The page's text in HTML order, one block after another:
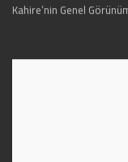
Kahire’nin Genel